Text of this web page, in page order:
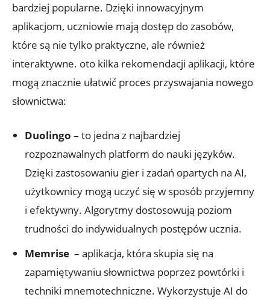
bardziej popularne. Dzięki ⁣innowacyjnym
aplikacjom, uczniowie mają dostęp do zasobów,
które są nie‍ tylko praktyczne, ale również
interaktywne. ⁤oto ​kilka rekomendacji aplikacji, które
mogą znacznie ułatwić ⁤proces ⁣przyswajania ‌nowego
słownictwa:
Duolingo – to jedna z najbardziej
rozpoznawalnych platform‍ do ⁢nauki języków.
Dzięki zastosowaniu gier ⁣i zadań opartych ⁤na AI,
użytkownicy mogą uczyć się w sposób przyjemny​
i efektywny. Algorytmy‍ dostosowują poziom
trudności ⁣do⁣ indywidualnych ⁤postępów⁢ ucznia.
Memrise ⁣ – aplikacja, ⁣która skupia się‍ na
zapamiętywaniu słownictwa poprzez powtórki ​i
techniki mnemotechniczne. ‌Wykorzystuje AI do